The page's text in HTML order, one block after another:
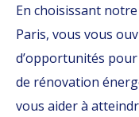
En choisissant
Paris, vous vous
d’opportunités
de rénovation
vous aider à